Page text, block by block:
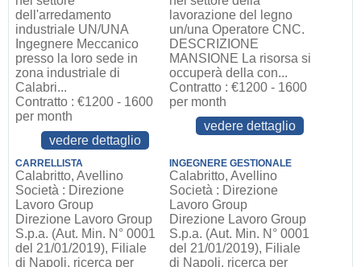
dell'arredamento
industriale UN/UNA
Ingegnere Meccanico
presso la loro sede in
zona industriale di
Calabri...
Contratto : €1200 - 1600
per month
vedere dettaglio
lavorazione del legno
un/una Operatore CNC.
DESCRIZIONE
MANSIONE La risorsa si
occuperà della con...
Contratto : €1200 - 1600
per month
vedere dettaglio
CARRELLISTA
Calabritto, Avellino
Società : Direzione
Lavoro Group
Direzione Lavoro Group
S.p.a. (Aut. Min. N° 0001
del 21/01/2019), Filiale
di Napoli, ricerca per
INGEGNERE GESTIONALE
Calabritto, Avellino
Società : Direzione
Lavoro Group
Direzione Lavoro Group
S.p.a. (Aut. Min. N° 0001
del 21/01/2019), Filiale
di Napoli, ricerca per